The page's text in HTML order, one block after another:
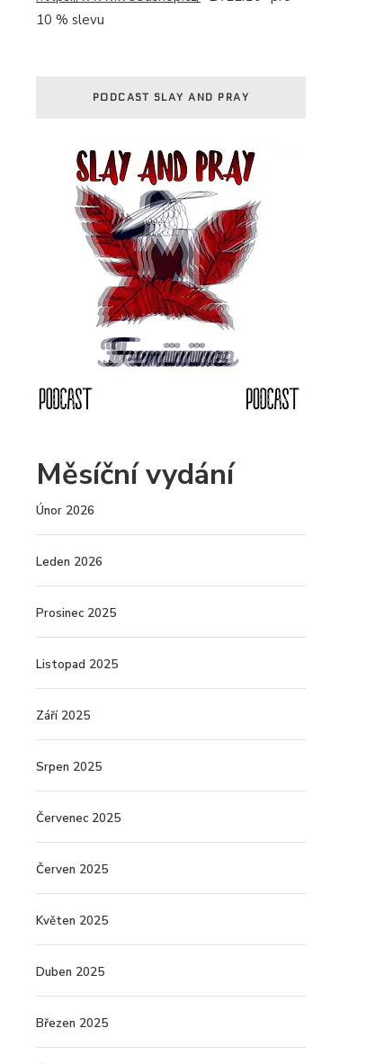
10 % slevu
PODCAST SLAY AND PRAY
Měsíční vydání
Únor 2026
Leden 2026
Prosinec 2025
Listopad 2025
Září 2025
Srpen 2025
Červenec 2025
Červen 2025
Květen 2025
Duben 2025
Březen 2025